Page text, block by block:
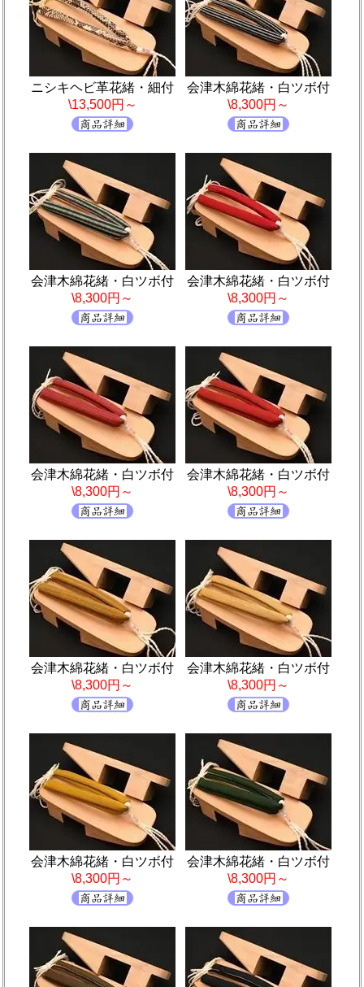
ニシキヘビ革花緒・細付
\13,500円～
会津木綿花緒・白ツボ付
\8,300円～
会津木綿花緒・白ツボ付
\8,300円～
会津木綿花緒・白ツボ付
\8,300円～
会津木綿花緒・白ツボ付
\8,300円～
会津木綿花緒・白ツボ付
\8,300円～
会津木綿花緒・白ツボ付
\8,300円～
会津木綿花緒・白ツボ付
\8,300円～
会津木綿花緒・白ツボ付
\8,300円～
会津木綿花緒・白ツボ付
\8,300円～